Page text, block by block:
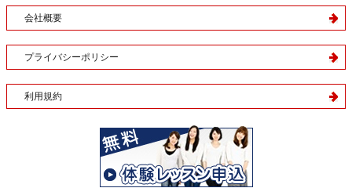
会社概要
プライバシーポリシー
利用規約